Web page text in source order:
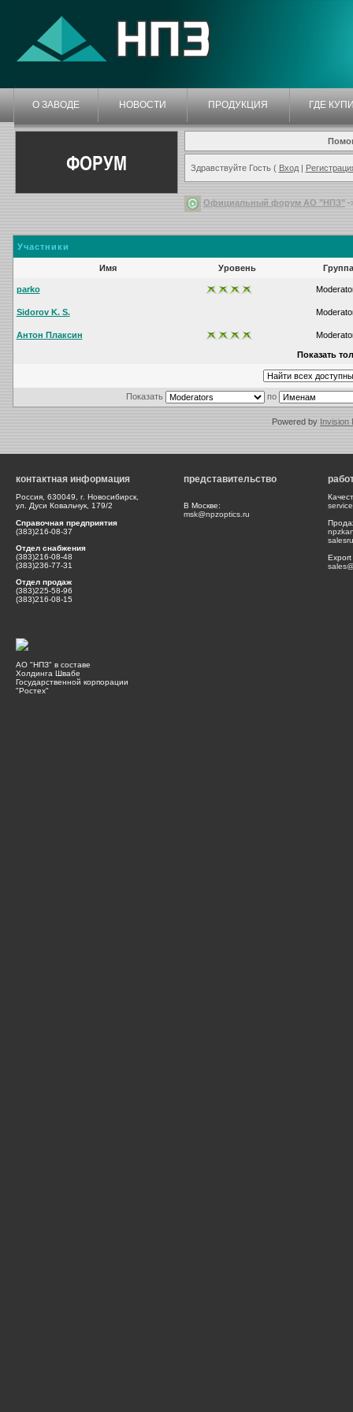
О ЗАВОДЕ НОВОСТИ ПРОДУКЦИЯ ГДЕ
ФОРУМ Здравствуйте Гость ( Вход|
Официальный форум АО "НПЗ"-
Участники
Имя Уровень Группа
parko
Sidorov K. S.
Антон Плаксин
Показать
Показать по
Powered by Invision
контактная информация
Россия, 630049, г. Новосибирск,
ул. Дуси Ковальчук, 179/2
Справочная предприятия
(383)216-08-37
Отдел снабжения
(383)216-08-48
(383)236-77-31
Отдел продаж
(383)225-58-96
(383)216-08-15
представительство
В Москве:
msk@npzoptics.ru
АО "НПЗ" в составе
Холдинга Швабе
Государственной корпорации
"Ростех"